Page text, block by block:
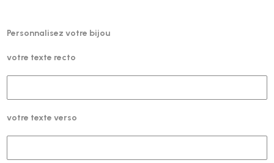
Personnalisez votre bijou
votre texte recto
votre texte verso